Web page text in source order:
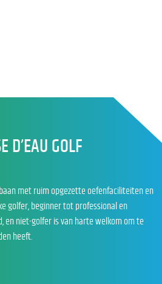
D’EAU GOLF
met ruim opgezette oefenfaciliteiten en
golfer, beginner tot professional en
en niet-golfer is van harte welkom om te
heeft.